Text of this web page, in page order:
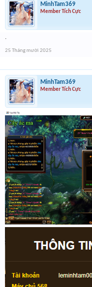
MinhTam369
Member Tích Cực
25 Tháng mười 2025
MinhTam369
Member Tích Cực